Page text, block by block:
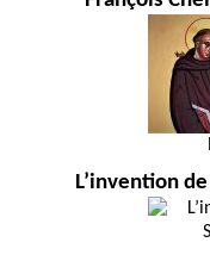
L’invention